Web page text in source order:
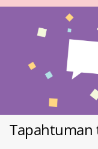
Tapahtuman